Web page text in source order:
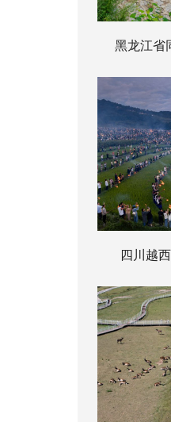
黑龙江省
四川越